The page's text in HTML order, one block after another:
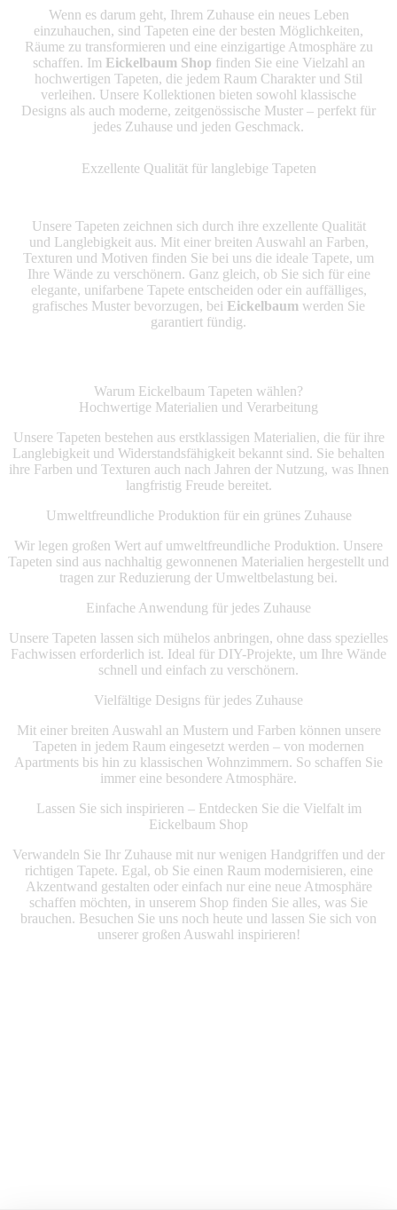
Wenn es darum geht, Ihrem Zuhause ein neues Leben
einzuhauchen, sind Tapeten eine der besten Möglichkeiten,
Räume zu transformieren und eine einzigartige Atmosphäre zu
schaffen. Im Eickelbaum Shop finden Sie eine Vielzahl an
hochwertigen Tapeten, die jedem Raum Charakter und Stil
verleihen. Unsere Kollektionen bieten sowohl klassische
Designs als auch moderne, zeitgenössische Muster – perfekt für
jedes Zuhause und jeden Geschmack.
Exzellente Qualität für langlebige Tapeten
Unsere Tapeten zeichnen sich durch ihre exzellente Qualität
und Langlebigkeit aus. Mit einer breiten Auswahl an Farben,
Texturen und Motiven finden Sie bei uns die ideale Tapete, um
Ihre Wände zu verschönern. Ganz gleich, ob Sie sich für eine
elegante, unifarbene Tapete entscheiden oder ein auffälliges,
grafisches Muster bevorzugen, bei Eickelbaum werden Sie
garantiert fündig.
Warum Eickelbaum Tapeten wählen?
Hochwertige Materialien und Verarbeitung
Unsere Tapeten bestehen aus erstklassigen Materialien, die für ihre
Langlebigkeit und Widerstandsfähigkeit bekannt sind. Sie behalten
ihre Farben und Texturen auch nach Jahren der Nutzung, was Ihnen
langfristig Freude bereitet.
Umweltfreundliche Produktion für ein grünes Zuhause
Wir legen großen Wert auf umweltfreundliche Produktion. Unsere
Tapeten sind aus nachhaltig gewonnenen Materialien hergestellt und
tragen zur Reduzierung der Umweltbelastung bei.
Einfache Anwendung für jedes Zuhause
Unsere Tapeten lassen sich mühelos anbringen, ohne dass spezielles
Fachwissen erforderlich ist. Ideal für DIY-Projekte, um Ihre Wände
schnell und einfach zu verschönern.
Vielfältige Designs für jedes Zuhause
Mit einer breiten Auswahl an Mustern und Farben können unsere
Tapeten in jedem Raum eingesetzt werden – von modernen
Apartments bis hin zu klassischen Wohnzimmern. So schaffen Sie
immer eine besondere Atmosphäre.
Lassen Sie sich inspirieren – Entdecken Sie die Vielfalt im
Eickelbaum Shop
Verwandeln Sie Ihr Zuhause mit nur wenigen Handgriffen und der
richtigen Tapete. Egal, ob Sie einen Raum modernisieren, eine
Akzentwand gestalten oder einfach nur eine neue Atmosphäre
schaffen möchten, in unserem Shop finden Sie alles, was Sie
brauchen. Besuchen Sie uns noch heute und lassen Sie sich von
unserer großen Auswahl inspirieren!